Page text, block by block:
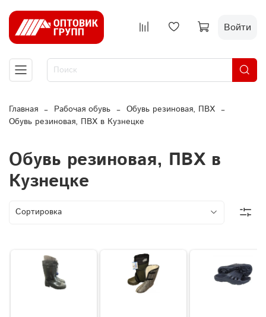
Войти
Главная Рабочая обувь
Обувь резиновая, ПВХ
Обувь резиновая, ПВХ в Кузнецке
Обувь резиновая, ПВХ в
Кузнецке